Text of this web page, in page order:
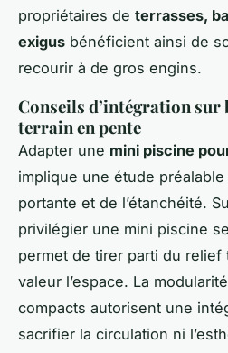
propriétaires de terrasses,
exigus bénéficient ainsi de
recourir à de gros engins.
Conseils d’intégration sur
terrain en pente
Adapter une mini piscine
implique une étude
portante et de l’étanchéité.
privilégier une mini piscine
permet de tirer parti du relief
valeur l’espace. La
compacts autorisent une
sacrifier la circulation ni